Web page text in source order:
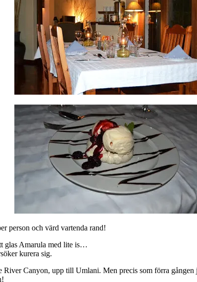
person och värd vartenda rand!
glas Amarula med lite is…
kurera sig.
Canyon, upp till Umlani. Men precis som förra